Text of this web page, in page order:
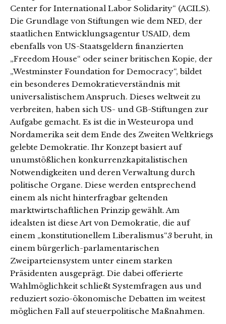
Center for International Labor Solidarity“ (ACILS).
Die Grundlage von Stiftungen wie dem NED, der
staatlichen Entwicklungsagentur USAID, dem
ebenfalls von US-Staatsgeldern finanzierten
„Freedom House“ oder seiner britischen Kopie, der
„Westminster Foundation for Democracy“, bildet
ein besonderes Demokratieverständnis mit
universalistischem Anspruch. Dieses weltweit zu
verbreiten, haben sich US- und GB-Stiftungen zur
Aufgabe gemacht. Es ist die in Westeuropa und
Nordamerika seit dem Ende des Zweiten Weltkriegs
gelebte Demokratie. Ihr Konzept basiert auf
unumstößlichen konkurrenzkapitalistischen
Notwendigkeiten und deren Verwaltung durch
politische Organe. Diese werden entsprechend
einem als nicht hinterfragbar geltenden
marktwirtschaftlichen Prinzip gewählt. Am
idealsten ist diese Art von Demokratie, die auf
einem „konstitutionellem Liberalismus“3beruht, in
einem bürgerlich-parlamentarischen
Zweiparteiensystem unter einem starken
Präsidenten ausgeprägt. Die dabei offerierte
Wahlmöglichkeit schließt Systemfragen aus und
reduziert sozio-ökonomische Debatten im weitest
möglichen Fall auf steuerpolitische Maßnahmen.